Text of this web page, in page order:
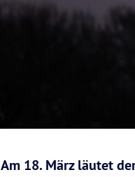
Am 18. März läutet